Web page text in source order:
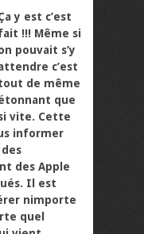
y est c’est
!!! Même si
pouvait s’y
c’est
de même
que
vite. Cette
informer
des Apple
Il est
nimporte
quel